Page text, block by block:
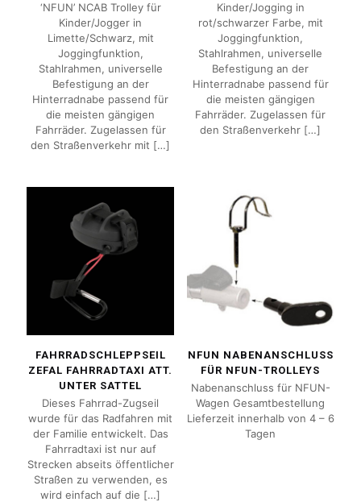
‘NFUN’ NCAB Trolley für
Kinder/Jogger in
Limette/Schwarz, mit
Joggingfunktion,
Stahlrahmen, universelle
Befestigung an der
Hinterradnabe passend für
die meisten gängigen
Fahrräder. Zugelassen für
den Straßenverkehr mit […]
Kinder/Jogging in
rot/schwarzer Farbe, mit
Joggingfunktion,
Stahlrahmen, universelle
Befestigung an der
Hinterradnabe passend für
die meisten gängigen
Fahrräder. Zugelassen für
den Straßenverkehr […]
FAHRRADSCHLEPPSEIL
ZEFAL FAHRRADTAXI ATT.
UNTER SATTEL
Dieses Fahrrad-Zugseil
wurde für das Radfahren mit
der Familie entwickelt. Das
Fahrradtaxi ist nur auf
Strecken abseits öffentlicher
Straßen zu verwenden, es
wird einfach auf die […]
NFUN NABENANSCHLUSS
FÜR NFUN-TROLLEYS
Nabenanschluss für NFUN-
Wagen Gesamtbestellung
Lieferzeit innerhalb von 4 – 6
Tagen